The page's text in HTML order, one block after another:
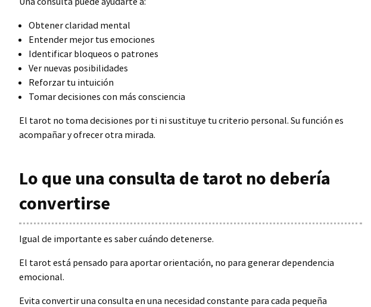
Obtener claridad mental
Entender mejor tus emociones
Identificar bloqueos o patrones
Ver nuevas posibilidades
Reforzar tu intuición
Tomar decisiones con más consciencia
El tarot no toma decisiones por ti ni sustituye tu criterio personal. Su función es
acompañar y ofrecer otra mirada.
Lo que una consulta de tarot no debería
convertirse
Igual de importante es saber cuándo detenerse.
El tarot está pensado para aportar orientación, no para generar dependencia
emocional.
Evita convertir una consulta en una necesidad constante para cada pequeña